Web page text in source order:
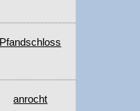
Pfandschloss
anrocht